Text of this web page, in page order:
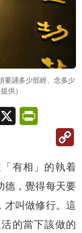
要誦多少部經、念多少
供）
X
有相」的執着
德，覺得每天要
才叫做修行。這
的當下該做的